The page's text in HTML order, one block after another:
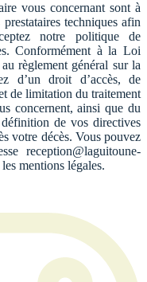
vous concernant sont à
techniques afin
notre politique de
Conformément à la Loi
règlement général sur la
d’un droit d’accès, de
de limitation du traitement
concernent, ainsi que du
de vos directives
votre décès. Vous pouvez
reception@laguitoune-
mentions légales.